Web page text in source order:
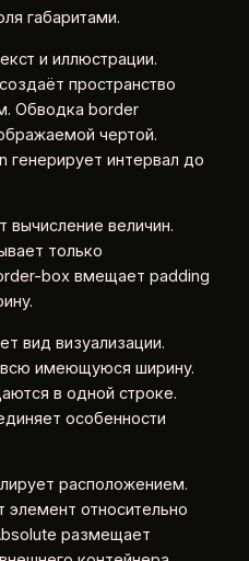
габаритами.
и иллюстрации.
пространство
Обводка border
чертой.
генерирует интервал до
величин.
только
box вмещает padding
вид визуализации.
имеющуюся ширину.
в одной строке.
особенности
расположением.
относительно
размещает